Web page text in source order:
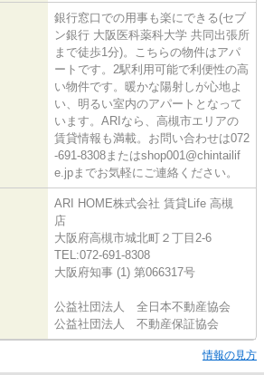
銀行窓口での用事も楽にできる(セブ
ン銀行 大阪医科薬科大学 共同出張所
まで徒歩1分)。こちらの物件はアパ
ートです。2駅利用可能で利便性の高
い物件です。暖かな陽射しが心地よ
い、明るい室内のアパートとなって
います。ARIなら、高槻市エリアの
賃貸情報も満載。お問い合わせは072
-691-8308またはshop001@chintailif
e.jpまでお気軽にご連絡ください。
ARI HOME株式会社 賃貸Life 高槻
店
大阪府高槻市城北町２丁目2-6
TEL:072-691-8308
大阪府知事 (1) 第066317号
公益社団法人 全日本不動産協会
公益社団法人 不動産保証協会
情報の見方